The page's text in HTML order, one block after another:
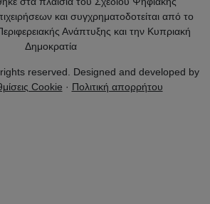
και συγχρηματοδοτείται από το
Ανάπτυξης και την Κυπριακή
Δημοκρατία
reserved. Designed and developed by
Cookie · Πολιτική απορρήτου